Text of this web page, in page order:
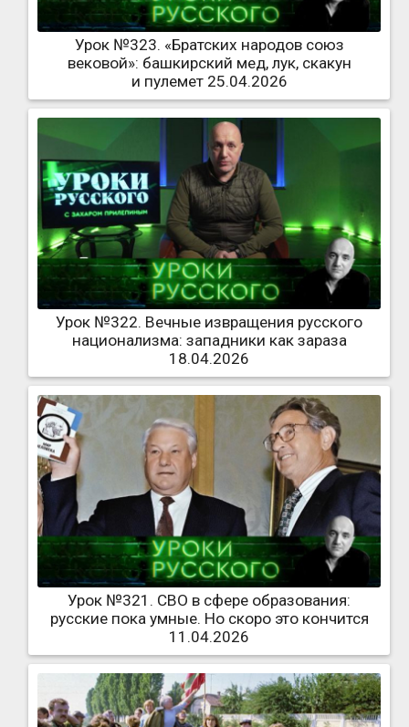
Урок №323. «Братских народов союз
вековой»: башкирский мед, лук, скакун
и пулемет 25.04.2026
Урок №322. Вечные извращения русского
национализма: западники как зараза
18.04.2026
Урок №321. СВО в сфере образования:
русские пока умные. Но скоро это кончится
11.04.2026